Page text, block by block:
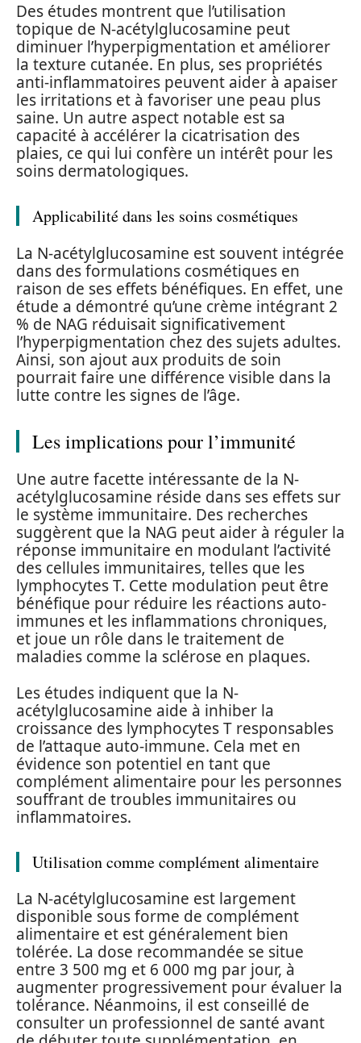
Des études montrent que l’utilisation
topique de N-acétylglucosamine peut
diminuer l’hyperpigmentation et améliorer
la texture cutanée. En plus, ses propriétés
anti-inflammatoires peuvent aider à apaiser
les irritations et à favoriser une peau plus
saine. Un autre aspect notable est sa
capacité à accélérer la cicatrisation des
plaies, ce qui lui confère un intérêt pour les
soins dermatologiques.
Applicabilité dans les soins cosmétiques
La N-acétylglucosamine est souvent intégrée
dans des formulations cosmétiques en
raison de ses effets bénéfiques. En effet, une
étude a démontré qu’une crème intégrant 2
% de NAG réduisait significativement
l’hyperpigmentation chez des sujets adultes.
Ainsi, son ajout aux produits de soin
pourrait faire une différence visible dans la
lutte contre les signes de l’âge.
Les implications pour l’immunité
Une autre facette intéressante de la N-
acétylglucosamine réside dans ses effets sur
le système immunitaire. Des recherches
suggèrent que la NAG peut aider à réguler la
réponse immunitaire en modulant l’activité
des cellules immunitaires, telles que les
lymphocytes T. Cette modulation peut être
bénéfique pour réduire les réactions auto-
immunes et les inflammations chroniques,
et joue un rôle dans le traitement de
maladies comme la sclérose en plaques.
Les études indiquent que la N-
acétylglucosamine aide à inhiber la
croissance des lymphocytes T responsables
de l’attaque auto-immune. Cela met en
évidence son potentiel en tant que
complément alimentaire pour les personnes
souffrant de troubles immunitaires ou
inflammatoires.
Utilisation comme complément alimentaire
La N-acétylglucosamine est largement
disponible sous forme de complément
alimentaire et est généralement bien
tolérée. La dose recommandée se situe
entre 3 500 mg et 6 000 mg par jour, à
augmenter progressivement pour évaluer la
tolérance. Néanmoins, il est conseillé de
consulter un professionnel de santé avant